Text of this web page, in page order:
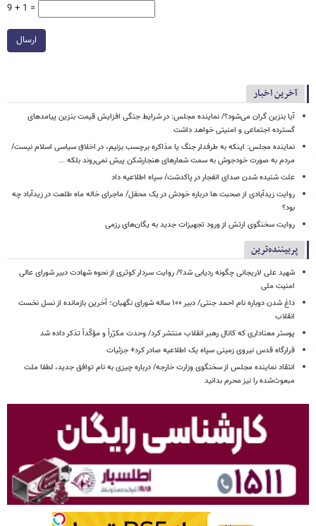
9 + 1 =
ارسال
آخرین اخبار
آیا بنزین گران می‌شود؟/ نماینده مجلس: در شرایط جنگی افزایش قیمت بنزین پیامدهای
گسترده اجتماعی و امنیتی خواهد داشت
نماینده مجلس: اینکه به طرفدار جنگ یا مذاکره برچسب بزنیم، در اخلاق سیاسی اسلام نیست/
مردم به صورت خودجوش به سمت شعارهای هنجارشکن پیش نمی‌روند بلکه ...
علت شنیده شدن صدای انفجار در پاکدشت/ سپاه اطلاعیه داد
روایت زیدآبادی از صحبت ها درباره خودش در یک محفل/ ماجرای خاله ماه طلعت در زیدآباد چه
بود؟
روایت سخنگوی ارتش از ورود تجهیزات جدید به یگان‌های رزمی
پربیننده‌ترین
شهید علی لاریجانی چگونه ردیابی شد؟/ روایت سردار کوثری از نحوه شهادت دبیر شورای عالی
امنیت ملی
داغ شدن دوباره نام احمد جنتی/ دبیر ۱۰۰ ساله شورای نگهبان؛ آخرین بازمانده از نسل نخست
انقلاب
پوستر معناداری که کانال رهبر انقلاب منتشر کرد/ وحدت مکرّراً و مؤکّداً تذکر داده شد
قرارگاه قدس نیروی زمینی سپاه یک اطلاعیه صادر کرد+ جزئیات
انتقاد نماینده مجلس از سخنگوی وزارت خارجه/ درباره چیزی به نام توافق جدید، لطفا ملت
مبعوث‌شده را نیز محرم بدانید